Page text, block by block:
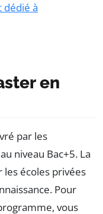
dédié à
en
par les
niveau Bac+5. La
écoles privées
Pour
vous